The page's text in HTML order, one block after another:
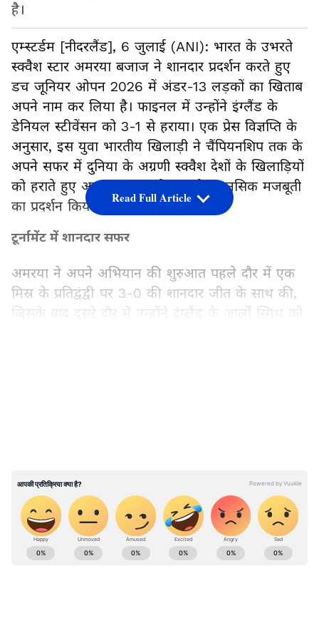
है।
एम्स्टर्डम [नीदरलैंड], 6 जुलाई (ANI): भारत के उभरते
स्क्वैश स्टार अमरया बजाज ने शानदार प्रदर्शन करते हुए
डच जूनियर ओपन 2026 में अंडर-13 लड़कों का खिताब
अपने नाम कर लिया है। फाइनल में उन्होंने इंग्लैंड के
डेनियल स्टीवेंसन को 3-1 से हराया। एक प्रेस विज्ञप्ति के
अनुसार, इस युवा भारतीय खिलाड़ी ने चैंपियनशिप तक के
अपने सफर में दुनिया के अग्रणी स्क्वैश देशों के खिलाड़ियों
को हराते हुए अद्भुत संयम, कौशल और मानसिक मजबूती
का प्रदर्शन किया।
टूर्नामेंट में शानदार सफर
अमरया ने अपने अभियान की शुरुआत पहले दौर में एक
मिस्र के प्रतिद्वंद्वी पर 3-0 की शानदार जीत के साथ की,
जिसके बाद दूसरे दौर में उन्होंने इंग्लैंड के आर्लो स्मिथ को
Read Full Article
ABOUT THE AUTHOR